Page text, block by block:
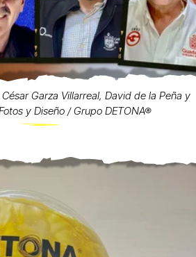
Garza Villarreal, David de la Peña y
y Diseño / Grupo DETONA®